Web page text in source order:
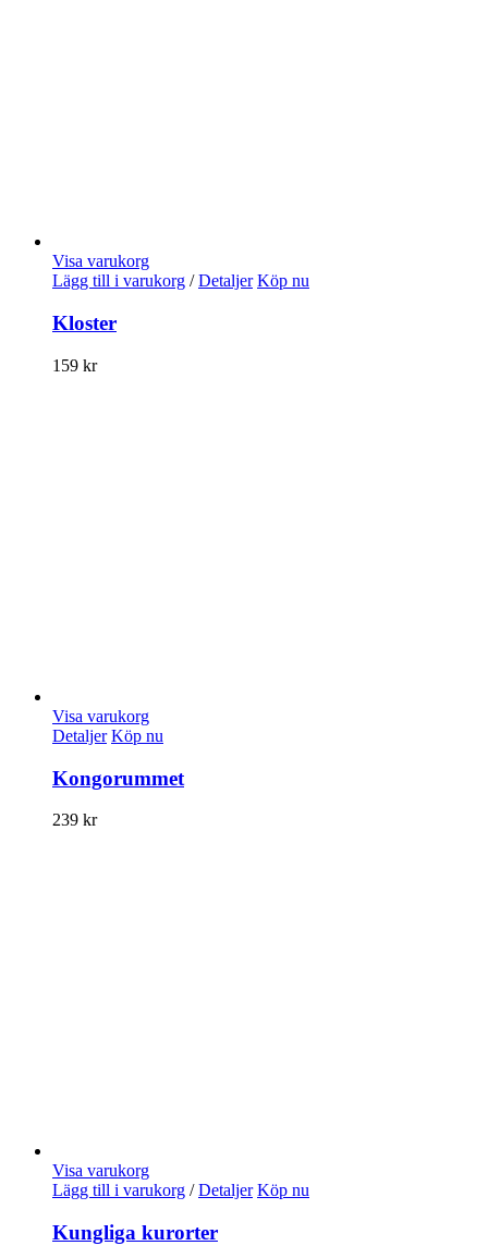
Visa varukorg
Lägg till i varukorg / Detaljer Köp nu
Kloster
159 kr
Visa varukorg
Detaljer Köp nu
Kongorummet
239 kr
Visa varukorg
Lägg till i varukorg / Detaljer Köp nu
Kungliga kurorter